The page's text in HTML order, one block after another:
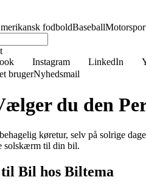
fodboldBaseball
Instagram LinkedIn
brugerNyhedsmail
du den
køretur, selv på solrige
solskærm til din bil.
Bil hos Biltema